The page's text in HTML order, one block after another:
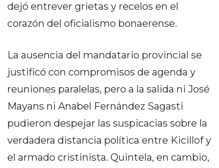
CÓMO RECIBIR PEDIDOS
WHATSAPP: LA GUÍA
DEFINITIVA PARA
RESTAURANTES Y
DELIVERIES
CÓMO ORGANIZAR LOS
dejó entrever grietas y recelos en el
corazón del oficialismo bonaerense.
La ausencia del mandatario provincial se
justificó con compromisos de agenda y
reuniones paralelas, pero a la salida ni José
Mayans ni Anabel Fernández Sagasti
pudieron despejar las suspicacias sobre la
verdadera distancia política entre Kicillof y
el armado cristinista. Quintela, en cambio,